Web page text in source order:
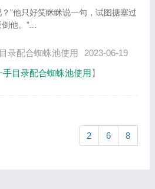
”他只好笑眯眯说一句，试图搪塞过
他。”...
录配合蜘蛛池使用
2023-06-19
手目录配合蜘蛛池使用】
2 6 8